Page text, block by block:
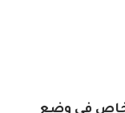
في وضع